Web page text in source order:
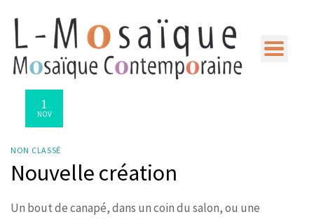
Mosaique
NON CLASSÉ
Nouvelle création
1
NOV
Un bout de canapé, dans un coin du salon, ou une